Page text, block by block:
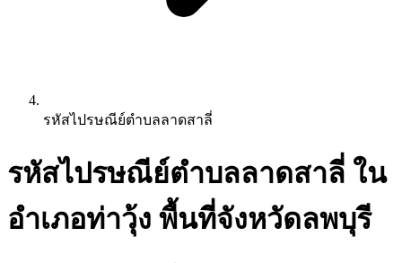
รหัสไปรษณีย์ตำบลลาดสาลี่
รหัสไปรษณีย์ตำบลลาดสาลี่ ใน
อำเภอท่าวุ้ง พื้นที่จังหวัดลพบุรี